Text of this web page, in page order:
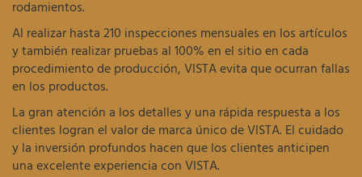
rodamientos.
Al realizar hasta 210 inspecciones mensuales en los artículos
y también realizar pruebas al 100% en el sitio en cada
procedimiento de producción, VISTA evita que ocurran fallas
en los productos.
La gran atención a los detalles y una rápida respuesta a los
clientes logran el valor de marca único de VISTA. El cuidado
y la inversión profundos hacen que los clientes anticipen
una excelente experiencia con VISTA.